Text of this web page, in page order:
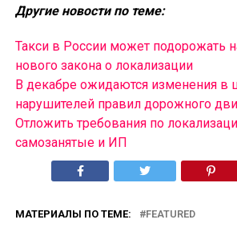
Другие новости по теме:
Такси в России может подорожать
нового закона о локализации
В декабре ожидаются изменения в
нарушителей правил дорожного
Отложить требования по
самозанятые и ИП
МАТЕРИАЛЫ ПО ТЕМЕ: FEATURED